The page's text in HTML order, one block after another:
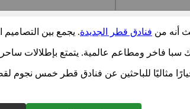
أنه من فنادق قطر الجديدة. يجمع بين التصاميم
فاخر ومطاعم عالمية. يتمتع بإطلالات
مثاليًا للباحثين عن فنادق قطر خمس نجوم